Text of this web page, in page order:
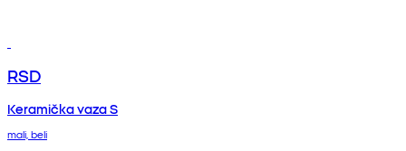
RSD
Keramička vaza S
mali, beli